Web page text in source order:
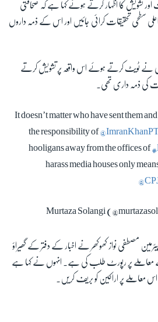
تشویش کا اظہار کرتے ہوئے کہا ہے کہ صحافتی
سطحی تحقیقات کرائی جائیں اور اس کے ذمہ داروں
نے ٹویٹ کرتے ہوئے اس واقعہ پر تشویش کرتے
کی ذمہ داری تھی۔
It doesn’t matter who have sent them
the responsibility of
hooligans away from the offices of
harass media houses only
مصطفی نواز کھوکھر نے اخبار کے دفتر کے گھیراؤ
معاملے پر رپورٹ طلب کی ہے۔ انہوں نے کہا ہے
معاملے پر اراکین کو بریف کریں۔